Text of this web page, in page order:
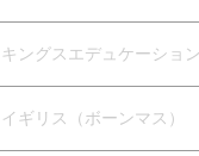
キングスエデュケーショ
イギリス（ボーンマス）